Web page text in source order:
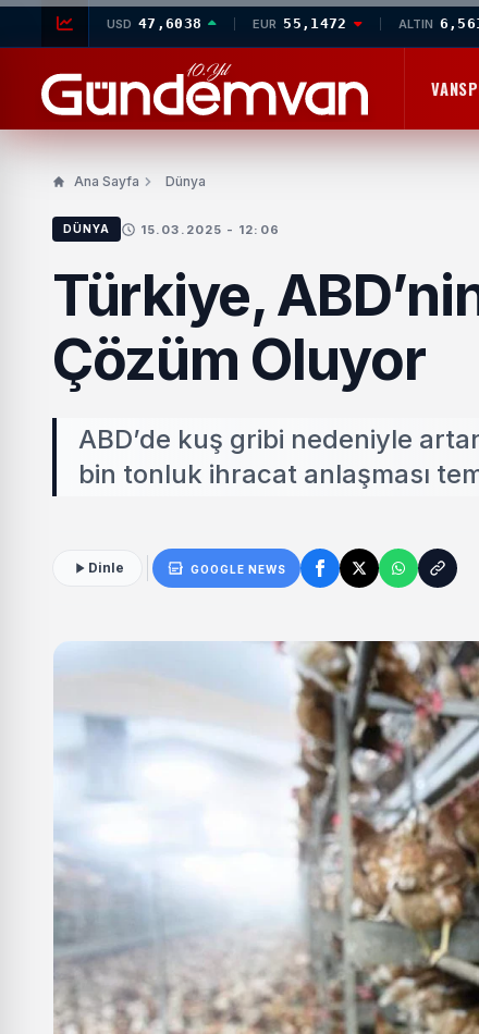
USD 47,6038 EUR 55,1472 ALTIN
Ana Sayfa Dünya
DÜNYA 15.03.2025 - 12:06
Türkiye,
Çözüm Oluyor
ABD’de kuş gribi nedeniyle
bin tonluk ihracat anlaşması
Dinle GOOGLE NEWS